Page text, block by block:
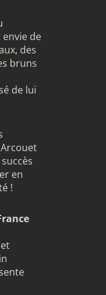
de
des
bruns
de lui
en
!